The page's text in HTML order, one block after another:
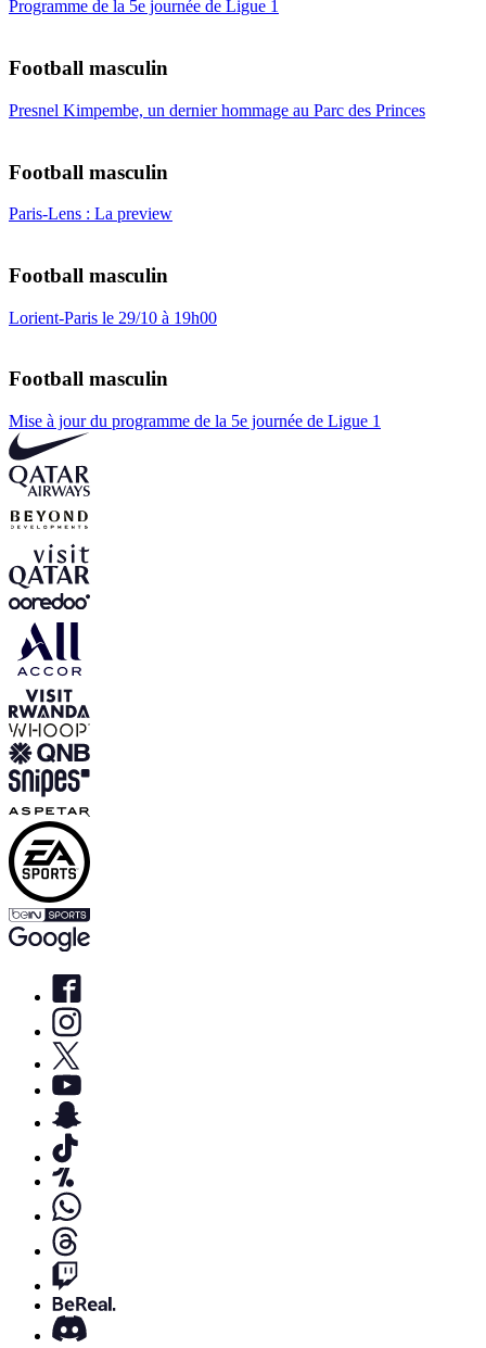
Programme de la 5e journée de Ligue 1
Football masculin
Presnel Kimpembe, un dernier hommage au Parc des Princes
Football masculin
Paris-Lens : La preview
Football masculin
Lorient-Paris le 29/10 à 19h00
Football masculin
Mise à jour du programme de la 5e journée de Ligue 1